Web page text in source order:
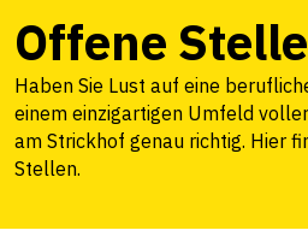
Offene
Haben Sie Lust auf eine
einem einzigartigen Umfeld
am Strickhof genau richtig. Hier
Stellen.